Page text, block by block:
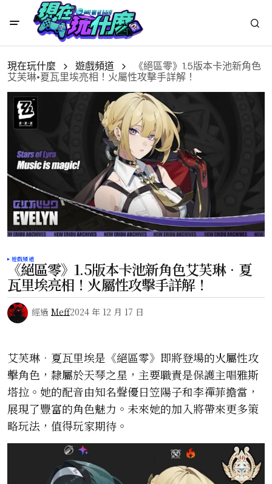
現在玩什麼 遊戲頻道
《絕區零》1.5版本卡池新角色
艾芙琳•夏瓦里埃亮相！火屬性攻擊手詳解！
遊戲頻道
《絕區零》1.5版本卡池新角色艾芙琳•夏
瓦里埃亮相！火屬性攻擊手詳解！
經過 Meff2024 年 12 月 17 日
艾芙琳•夏瓦里埃是《絕區零》即將登場的火屬性攻
擊角色，隸屬於天琴之星，主要職責是保護主唱雅斯
塔拉。她的配音由知名聲優日笠陽子和李禪菲擔當，
展現了豐富的角色魅力。未來她的加入將帶來更多策
略玩法，值得玩家期待。